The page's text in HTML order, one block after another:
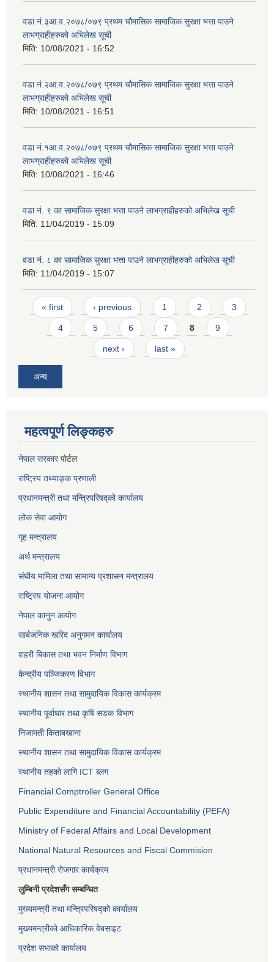
वडा नं.३आ.व.२०७८/०७९ प्रथम चौमासिक सामाजिक सुरक्षा भत्ता पाउने
लाभग्राहीहरुको अभिलेख सूची
मिति: 10/08/2021 - 16:52
वडा नं.२आ.व.२०७८/०७९ प्रथम चौमासिक सामाजिक सुरक्षा भत्ता पाउने
लाभग्राहीहरुको अभिलेख सूची
मिति: 10/08/2021 - 16:51
वडा नं.१आ.व.२०७८/०७९ प्रथम चौमासिक सामाजिक सुरक्षा भत्ता पाउने
लाभग्राहीहरुको अभिलेख सूची
मिति: 10/08/2021 - 16:46
वडा नं. ९ का सामाजिक सुरक्षा भत्ता पाउने लाभग्राहीहरुको अभिलेख सूची
मिति: 11/04/2019 - 15:09
वडा नं. ८ का सामाजिक सुरक्षा भत्ता पाउने लाभग्राहीहरुको अभिलेख सूची
मिति: 11/04/2019 - 15:07
Pages
« first ‹ previous 1 2 3
4 5 6 7 8 9
next › last »
अन्य
महत्वपूर्ण लिङ्कहरु
नेपाल सरकारपोर्टल
राष्ट्रिय तथ्याङ्क प्रणाली
प्रधानमन्त्री तथा मन्त्रिपरिषद्को कार्यालय
लोक सेवाआयोग
गृह मन्त्रालय
अर्थ मन्त्रालय
संघीय मामिला तथा सामान्य प्रशासन मन्त्रालय
राष्ट्रिय योजना आयोग
नेपाल कानुन आयोग
सार्बजनिक खरिद अनुगमन कार्यालय
शहरी बिकास तथा भवन निर्माण विभाग
केन्द्रीय पञ्जिकरण विभाग
स्थानीय शासन तथा सामुदायिक विकास कार्यक्रम
स्थानीय पूर्वाधार तथा कृषि सडक विभाग
निजामती किताबखाना
स्थानीय शासन तथा सामुदायिक विकास कार्यक्रम
स्थानीय तहको लागि ICT ब्लग
Financial Comptroller General Office
Public Expenditure and Financial Accountability (PEFA)
Ministry of Federal Affairs and Local Development
National Natural Resources and Fiscal Commision
प्रधानमन्त्री रोजगार कार्यक्रम
लुम्बिनी प्रदेशसँग सम्बन्धित
मुख्यमन्त्री तथा मन्त्रिपरिषद्को कार्यालय
मुख्यमन्त्रीको आधिकारिक वेबसाइट
प्रदेश सभाको कार्यालय